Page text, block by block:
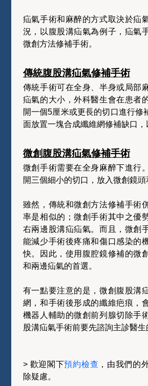
疝氣手術和麻醉的方式取決於疝
況，以腹股溝疝氣為例子，疝氣
微創方法修補手術。
傳統腹股溝疝氣修補手術
傳統手術可在全身、半身或局部
疝氣的大小，外科醫生會在患者
開一個5厘米或更長的切口進行修
面放置一塊合成纖維網修補缺口，
微創腹股溝疝氣修補手術
微創手術需要在全身麻醉下進行
開三個細小的切口，放入微創鏡頭
雖然，傳統和微創方法修補手術
率是相似的；微創手術其中之優
右兩邊股溝疝疝氣。而且，微創
能減少手術後疼痛和傷口感染的
快。因此，使用腹腔鏡修補的微
和兩邊疝氣的首選。
有一點要注意的是，微創腹股溝
網，和手術後形成的纖維疤痕，
機器人輔助的微創前列腺切除手
股溝疝氣手術前要先諮詢主診醫生
> 歡迎閣下預約檢查 ，由我們的
除疑慮。